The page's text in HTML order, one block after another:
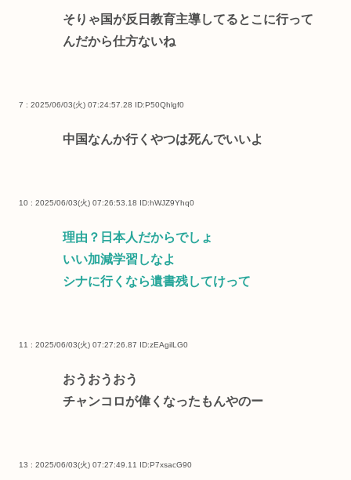
そりゃ国が反日教育主導してるとこに行って
んだから仕方ないね
7 : 2025/06/03(火) 07:24:57.28 ID:P50Qhlgf0
中国なんか行くやつは死んでいいよ
10 : 2025/06/03(火) 07:26:53.18 ID:hWJZ9Yhq0
理由？日本人だからでしょ
いい加減学習しなよ
シナに行くなら遺書残してけって
11 : 2025/06/03(火) 07:27:26.87 ID:zEAgilLG0
おうおうおう
チャンコロが偉くなったもんやのー
13 : 2025/06/03(火) 07:27:49.11 ID:P7xsacG90